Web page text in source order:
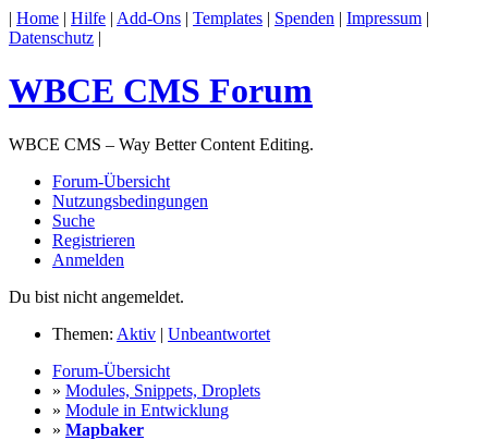
| Home | Hilfe | Add-Ons | Templates | Spenden | Impressum |
Datenschutz |
WBCE CMS Forum
WBCE CMS – Way Better Content Editing.
Forum-Übersicht
Nutzungsbedingungen
Suche
Registrieren
Anmelden
Du bist nicht angemeldet.
Themen: Aktiv | Unbeantwortet
Forum-Übersicht
» Modules, Snippets, Droplets
» Module in Entwicklung
» Mapbaker